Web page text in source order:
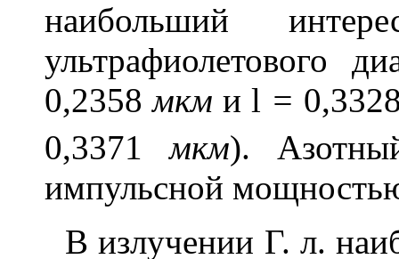
наибольший
ультрафиолетового
0,2358мкм и l =
0,3371мкм).
импульсной
В излучении Г. л.